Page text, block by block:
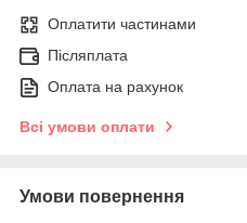
Оплатити частинами
Післяплата
Оплата на рахунок
Всі умови оплати
Умови повернення